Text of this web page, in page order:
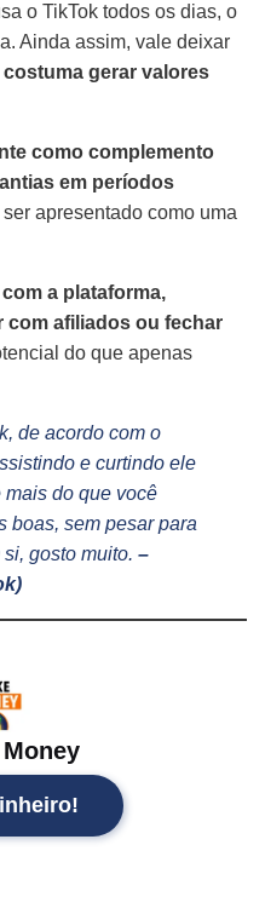
o TikTok todos os dias, o
Ainda assim, vale deixar
gerar valores
como complemento
em períodos
apresentado como uma
a plataforma,
com afiliados ou fechar
do que apenas
de acordo com o
e curtindo ele
do que você
boas, sem pesar para
gosto muito. –